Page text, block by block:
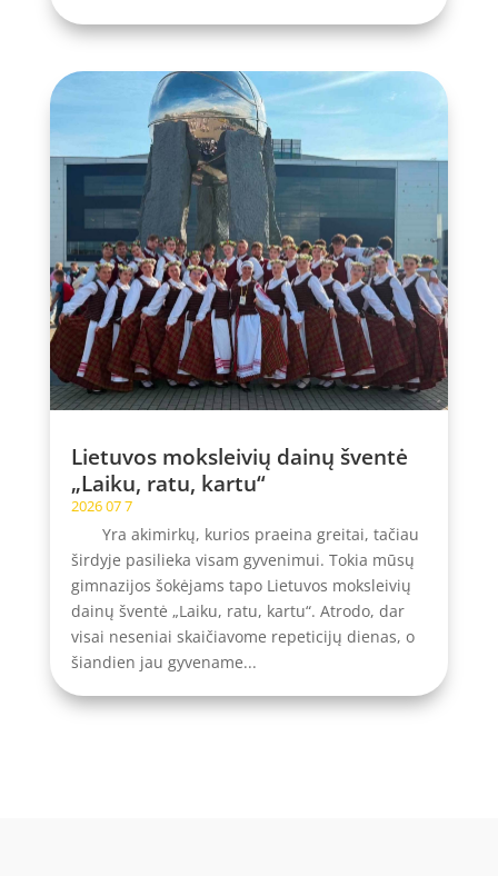
Lietuvos moksleivių dainų šventė
„Laiku, ratu, kartu“
2026 07 7
Yra akimirkų, kurios praeina greitai, tačiau
širdyje pasilieka visam gyvenimui. Tokia mūsų
gimnazijos šokėjams tapo Lietuvos moksleivių
dainų šventė „Laiku, ratu, kartu“. Atrodo, dar
visai neseniai skaičiavome repeticijų dienas, o
šiandien jau gyvename...